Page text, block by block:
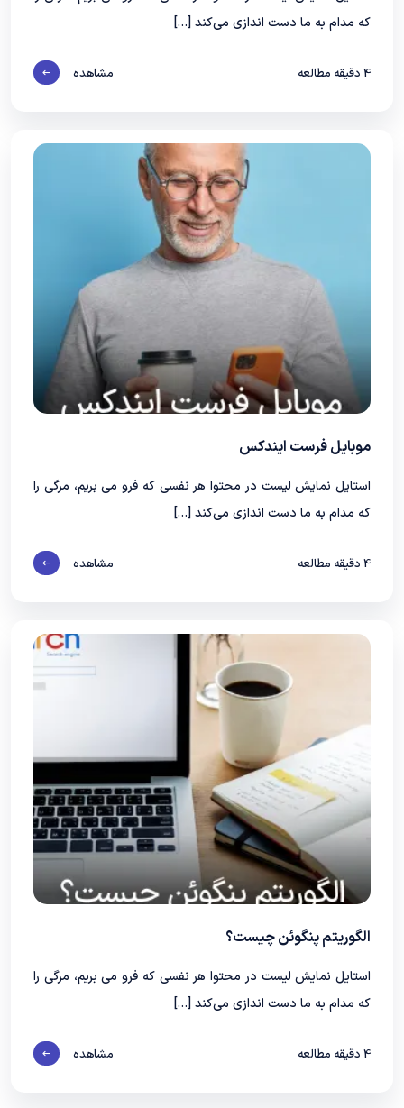
که مدام به ما دست‌ اندازی می‌کند […]
4 دقیقه مطالعه مشاهده
موبایل فرست ایندکس
استایل نمایش لیست در محتوا هر نفسی که فرو می‌ بریم، مرگی را
که مدام به ما دست‌ اندازی می‌کند […]
4 دقیقه مطالعه مشاهده
الگوریتم پنگوئن چیست؟
استایل نمایش لیست در محتوا هر نفسی که فرو می‌ بریم، مرگی را
که مدام به ما دست‌ اندازی می‌کند […]
4 دقیقه مطالعه مشاهده